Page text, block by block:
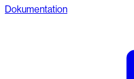
Dokumentation